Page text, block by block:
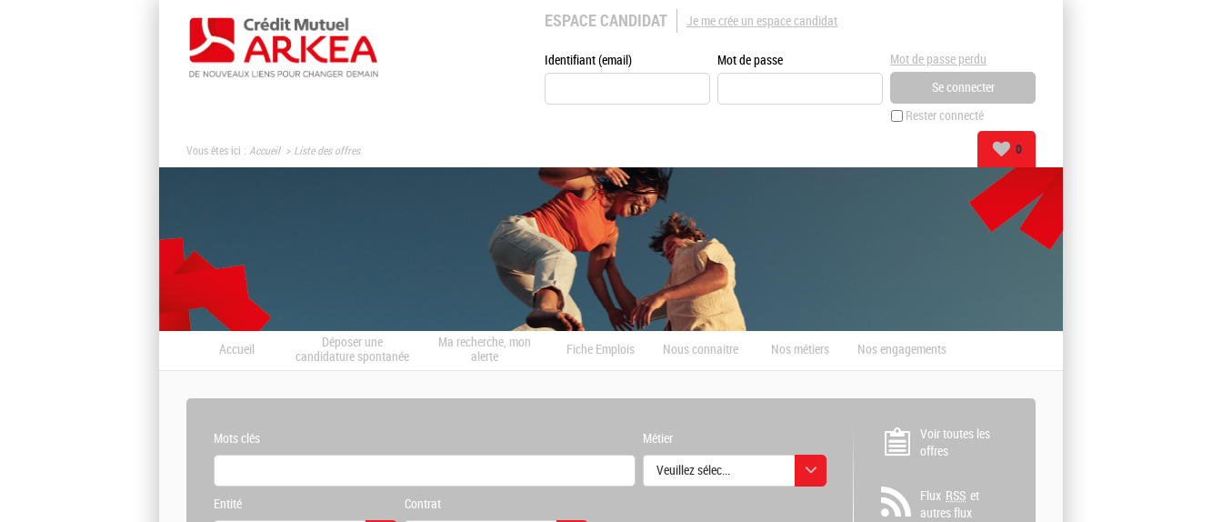
ESPACE CANDIDAT
Identifiant (email) Mot de passe
Rester connecté
Mot de passe perdu
Je me crée un espace candidat
Vous êtes ici : Accueil Liste des offres 0
Accueil
Déposer une
candidature spontanée
Ma recherche, mon
alerte
Fiche Emplois Nous connaitre Nos métiers Nos engagements
Mots clés Métier
Veuillez sélectionner une ou des valeurs
Entité Contrat
Voir toutes les
offres
Flux RSS et
autres flux